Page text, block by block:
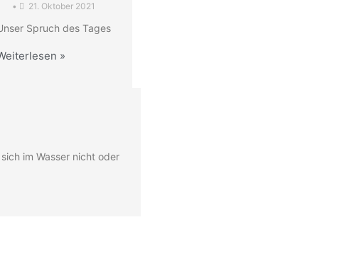
• 21. Oktober 2021
Spruch des Tages
»
im Wasser nicht oder